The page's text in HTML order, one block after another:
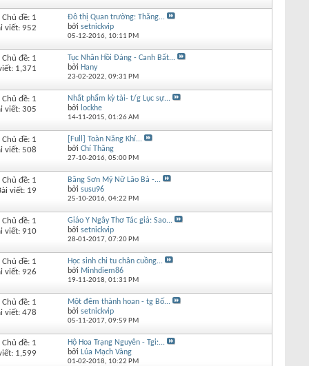
Chủ đề: 1
viết: 952
Đô thị Quan trường: Thăng...
bởi setnickvip
05-12-2016, 10:11 PM
Chủ đề: 1
1,371
Tục Nhân Hồi Đáng - Canh Bất...
bởi Hany
23-02-2022, 09:31 PM
Chủ đề: 1
viết: 305
Nhất phẩm kỳ tài- t/g Lục sự...
bởi lockhe
14-11-2015, 01:26 AM
Chủ đề: 1
viết: 508
[Full] Toàn Năng Khí...
bởi Chí Thăng
27-10-2016, 05:00 PM
Chủ đề: 1
viết: 19
Băng Sơn Mỹ Nữ Lão Bà -...
bởi susu96
25-10-2016, 04:22 PM
Chủ đề: 1
viết: 910
Giáo Y Ngây Thơ Tác giả: Sao...
bởi setnickvip
28-01-2017, 07:20 PM
Chủ đề: 1
viết: 926
Học sinh chi tu chân cuồng...
bởi Minhdiem86
19-11-2018, 01:31 PM
Chủ đề: 1
viết: 478
Một đêm thành hoan - tg Bố...
bởi setnickvip
05-11-2017, 09:59 PM
Chủ đề: 1
1,599
Hộ Hoa Trạng Nguyên - Tgi:...
bởi Lúa Mạch Vàng
01-02-2018, 10:22 PM